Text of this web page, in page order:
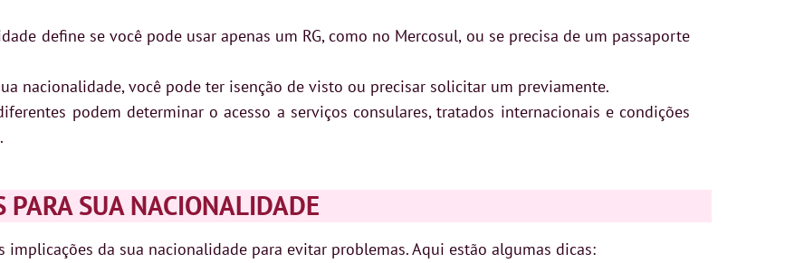
define se você pode usar apenas um RG, como no Mercosul, ou se precisa de um passaporte
nacionalidade, você pode ter isenção de visto ou precisar solicitar um previamente.
podem determinar o acesso a serviços consulares, tratados internacionais e condições
PARA SUA NACIONALIDADE
da sua nacionalidade para evitar problemas. Aqui estão algumas dicas: